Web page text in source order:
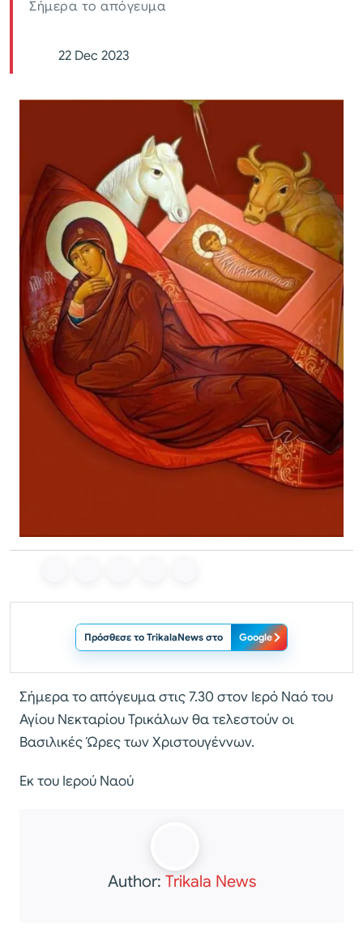
Σήμερα το απόγευμα
22 Dec 2023
Πρόσθεσε το TrikalaNews στο Google
Σήμερα το απόγευμα στις 7.30 στον Ιερό Ναό του
Αγίου Νεκταρίου Τρικάλων θα τελεστούν οι
Βασιλικές Ώρες των Χριστουγέννων.
Εκ του Ιερού Ναού
Author: Trikala News